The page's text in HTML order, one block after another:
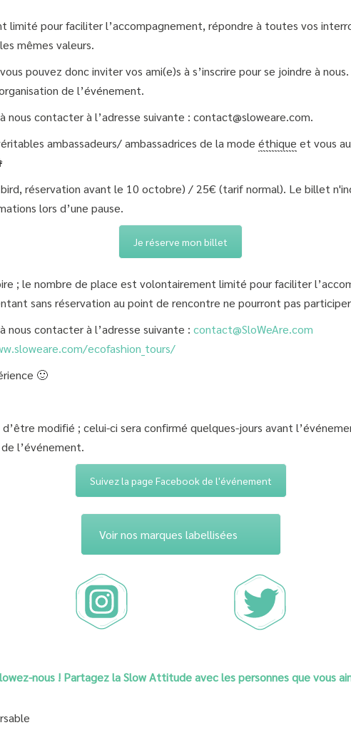
limité pour faciliter l’accompagnement, répondre à toutes vos
mêmes valeurs.
pouvez donc inviter vos ami(e)s à s’inscrire pour se joindre à
de l’événement.
nous contacter à l’adresse suivante : contact@sloweare.com.
ambassadeurs/ ambassadrices de la mode éthique et vous
réservation avant le 10 octobre) / 25€ (tarif normal). Le billet
lors d’une pause.
Je réserve mon billet
; le nombre de place est volontairement limité pour faciliter
sans réservation au point de rencontre ne pourront pas
nous contacter à l’adresse suivante : contact@SloWeAre.com
ecofashion_tours/
🙂
modifié ; celui-ci sera confirmé quelques-jours avant
l’événement.
Suivez la page Facebook de l'événement
Voir nos marques labellisées
nous ! Partagez la Slow Attitude avec les personnes que vous